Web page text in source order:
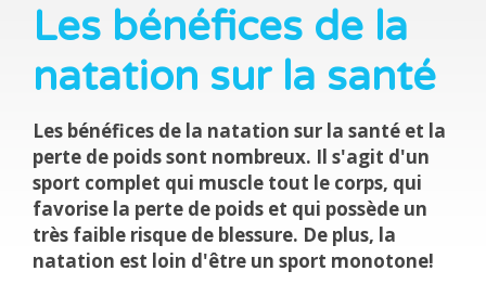
Les bénéfices de la
natation sur la santé
Les bénéfices de la natation sur la santé et la
perte de poids sont nombreux. Il s'agit d'un
sport complet qui muscle tout le corps, qui
favorise la perte de poids et qui possède un
très faible risque de blessure. De plus, la
natation est loin d'être un sport monotone!